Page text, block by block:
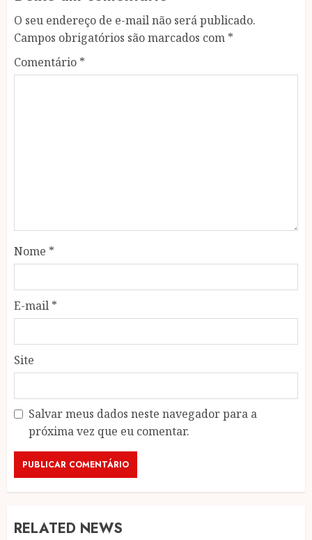
O seu endereço de e-mail não será publicado.
Campos obrigatórios são marcados com *
Comentário *
Nome *
E-mail *
Site
Salvar meus dados neste navegador para a
próxima vez que eu comentar.
RELATED NEWS